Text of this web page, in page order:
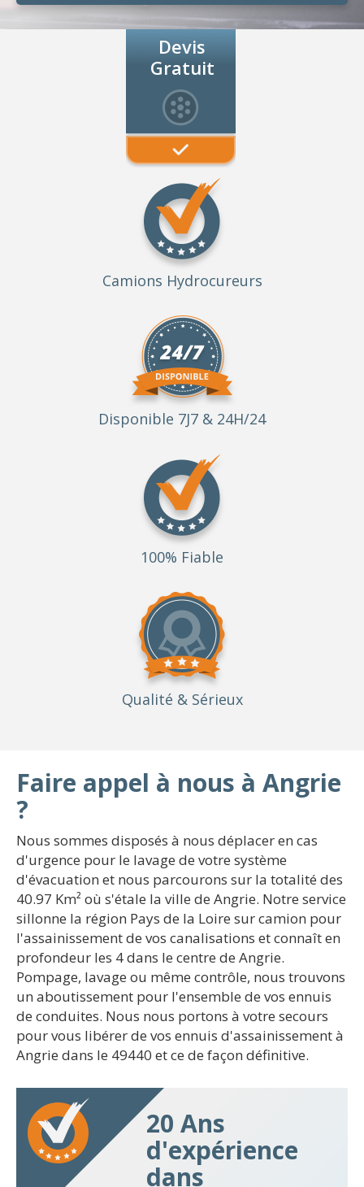
Devis
Gratuit
Camions Hydrocureurs
Disponible 7J7 & 24H/24
100% Fiable
Qualité & Sérieux
Faire appel à nous à Angrie
?
Nous sommes disposés à nous déplacer en cas
d'urgence pour le lavage de votre système
d'évacuation et nous parcourons sur la totalité des
40.97 Km² où s'étale la ville de Angrie. Notre service
sillonne la région Pays de la Loire sur camion pour
l'assainissement de vos canalisations et connaît en
profondeur les 4 dans le centre de Angrie.
Pompage, lavage ou même contrôle, nous trouvons
un aboutissement pour l'ensemble de vos ennuis
de conduites. Nous nous portons à votre secours
pour vous libérer de vos ennuis d'assainissement à
Angrie dans le 49440 et ce de façon définitive.
20 Ans
d'expérience
dans